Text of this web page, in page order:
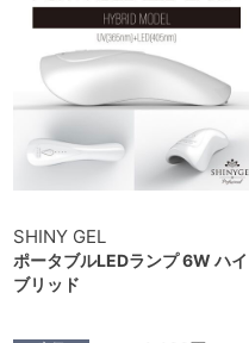
SHINY GEL
ポータブルLEDランプ 6W ハイ
ブリッド